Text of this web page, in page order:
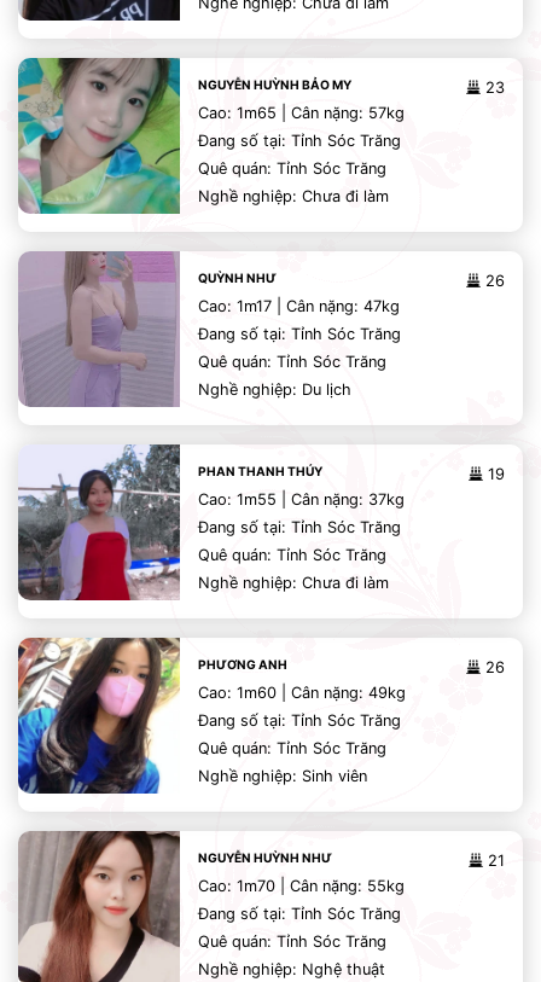
23
NGUYỄN HUỲNH BẢO MY
Cao: 1m65 | Cân nặng: 57kg
Đang số tại: Tỉnh Sóc Trăng
Quê quán: Tỉnh Sóc Trăng
Nghề nghiệp: Chưa đi làm
26
QUỲNH NHƯ
Cao: 1m17 | Cân nặng: 47kg
Đang số tại: Tỉnh Sóc Trăng
Quê quán: Tỉnh Sóc Trăng
Nghề nghiệp: Du lịch
19
PHAN THANH THÚY
Cao: 1m55 | Cân nặng: 37kg
Đang số tại: Tỉnh Sóc Trăng
Quê quán: Tỉnh Sóc Trăng
Nghề nghiệp: Chưa đi làm
26
PHƯƠNG ANH
Cao: 1m60 | Cân nặng: 49kg
Đang số tại: Tỉnh Sóc Trăng
Quê quán: Tỉnh Sóc Trăng
Nghề nghiệp: Sinh viên
21
NGUYỄN HUỲNH NHƯ
Cao: 1m70 | Cân nặng: 55kg
Đang số tại: Tỉnh Sóc Trăng
Quê quán: Tỉnh Sóc Trăng
Nghề nghiệp: Nghệ thuật